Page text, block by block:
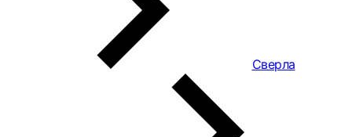
Сверла